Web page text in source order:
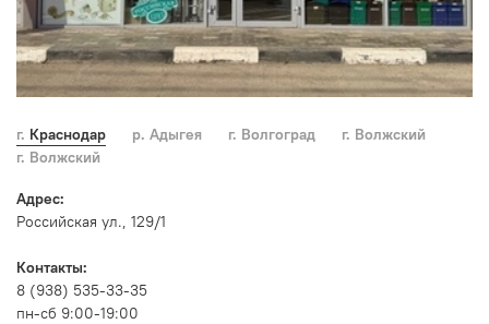
г. Краснодар р. Адыгея г. Волгоград
г. Волжский
г. Волжский
Адрес:
Российская ул., 129/1
Контакты:
8 (938) 535-33-35
пн-сб 9:00-19:00